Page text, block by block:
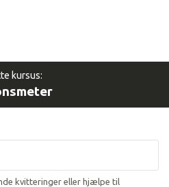
kursus:
kvitteringer eller hjælpe til